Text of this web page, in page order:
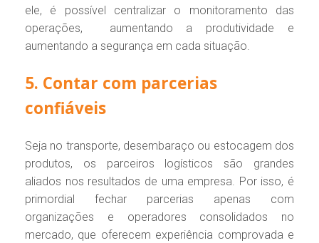
ele, é possível centralizar o monitoramento das
operações, aumentando a produtividade e
aumentando a segurança em cada situação.
5. Contar com parcerias
confiáveis
Seja no transporte, desembaraço ou estocagem dos
produtos, os parceiros logísticos são grandes
aliados nos resultados de uma empresa. Por isso, é
primordial fechar parcerias apenas com
organizações e operadores consolidados no
mercado, que oferecem experiência comprovada e